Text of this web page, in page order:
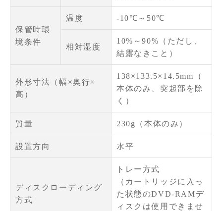
保管時環
境条件
温度 -10℃～50℃
相対湿度
10%～90%（ただし、
結露なきこと）
外形寸法（幅×奥行×
高）
138×133.5×14.5mm（
本体のみ、突起部を除
く）
質量 230g（本体のみ）
設置方向 水平
ディスクローディング
方式
トレー方式
（カートリッジに入っ
た状態のDVD-RAMデ
ィスクは使用できませ